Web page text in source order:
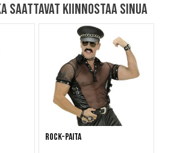
saattavat kiinnostaa sinua
Rock-paita